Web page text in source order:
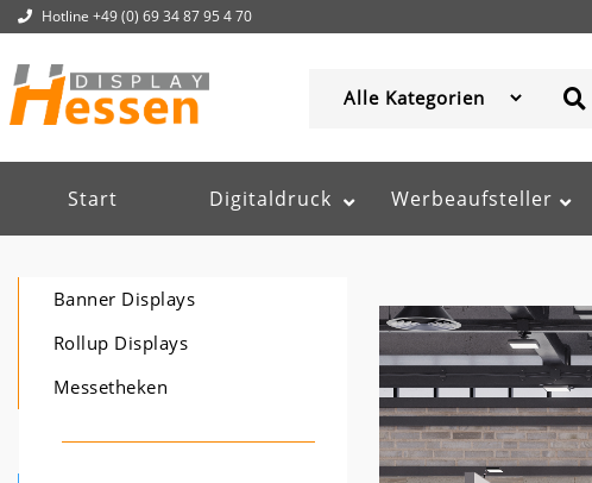
Hotline +49 (0) 69 34 87 95 4 70
Start Digitaldruck Werbeaufsteller
Banner Displays
Rollup Displays
Messetheken